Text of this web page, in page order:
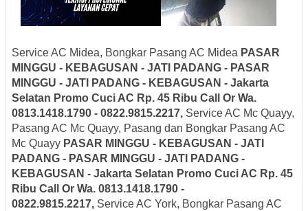
Service AC Midea, Bongkar Pasang AC Midea PASAR
MINGGU - KEBAGUSAN - JATI PADANG - PASAR
MINGGU - JATI PADANG - KEBAGUSAN - Jakarta
Selatan Promo Cuci AC Rp. 45 Ribu Call Or Wa.
0813.1418.1790 - 0822.9815.2217, Service AC Mc Quayy,
Pasang AC Mc Quayy, Pasang dan Bongkar Pasang AC
Mc Quayy PASAR MINGGU - KEBAGUSAN - JATI
PADANG - PASAR MINGGU - JATI PADANG -
KEBAGUSAN - Jakarta Selatan Promo Cuci AC Rp. 45
Ribu Call Or Wa. 0813.1418.1790 -
0822.9815.2217, Service AC York, Bongkar Pasang AC